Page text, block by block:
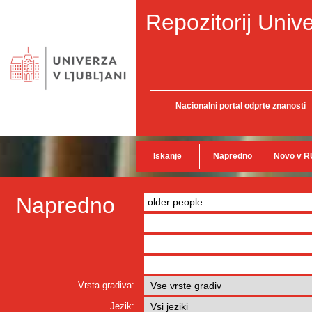
Repozitorij
Nacionalni portal odprte znanosti
Iskanje Napredno Novo v
Napredno
Vrsta gradiva:
Jezik: